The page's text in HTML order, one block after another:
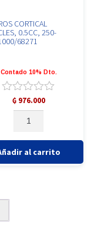
CORTICAL
0.5CC, 250-
68271
Contado 10% Dto.
Valorado
con
5
₲976.000
CORTICAL
PARTICLES,
0.5CC,
250-
al carrito